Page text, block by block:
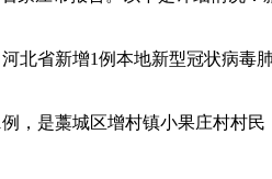
北省新增1例本地新型冠状病
，是藁城区增村镇小果庄村村民